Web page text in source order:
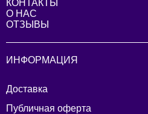
КОНТАКТЫ
О НАС
ОТЗЫВЫ
ИНФОРМАЦИЯ
Доставка
Публичная оферта